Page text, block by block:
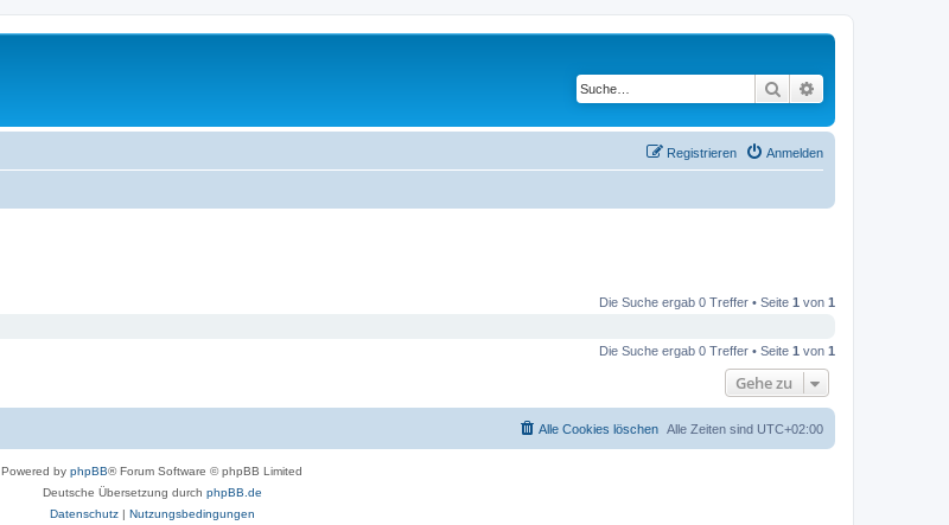
Suche
Anmelden
Registrieren
Die Suche ergab 0 Treffer • Seite 1 von 1
Die Suche ergab 0 Treffer • Seite 1 von 1
Gehe zu
Alle Zeiten sind UTC+02:00
Alle Cookies löschen
Powered by phpBB® Forum Software © phpBB Limited
Deutsche Übersetzung durch phpBB.de
Datenschutz| Nutzungsbedingungen